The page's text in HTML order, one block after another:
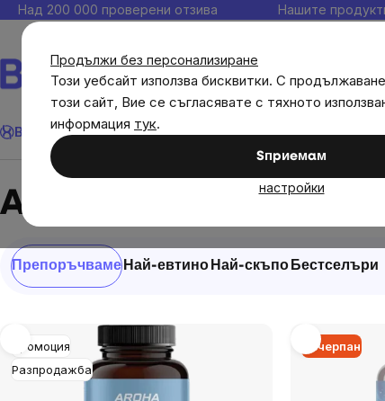
Продължи без персонализиране
Този уебсайт използва бисквитки. С
този сайт, Вие се съгласявате с тяхното
информация тук.
Sпpиeмaм
настройки
Прескочи
към
съдържанието
Над 200 000 проверени отзива Нашите
Brainmax Имунитет Акции💪 WomenPowerЦели
Aroha
Сортиране
на
продукти
Препоръчваме Най-евтино Най-скъпо Бестселъри
List
of
Промоция
Разпродажба
Изчерпан